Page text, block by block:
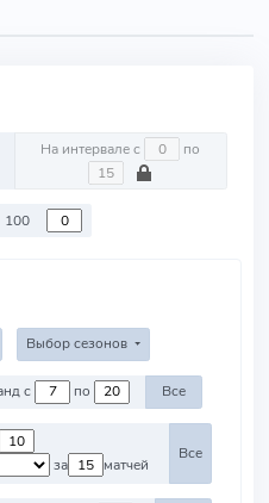
На интервале с по
100
Выбор сезонов
Против команд с по Все
за
матчей
Все